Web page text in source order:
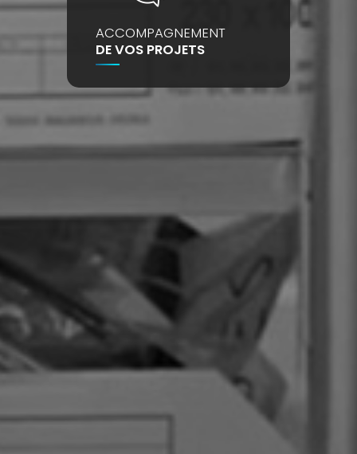
ACCOMPAGNEMENT
DE VOS PROJETS